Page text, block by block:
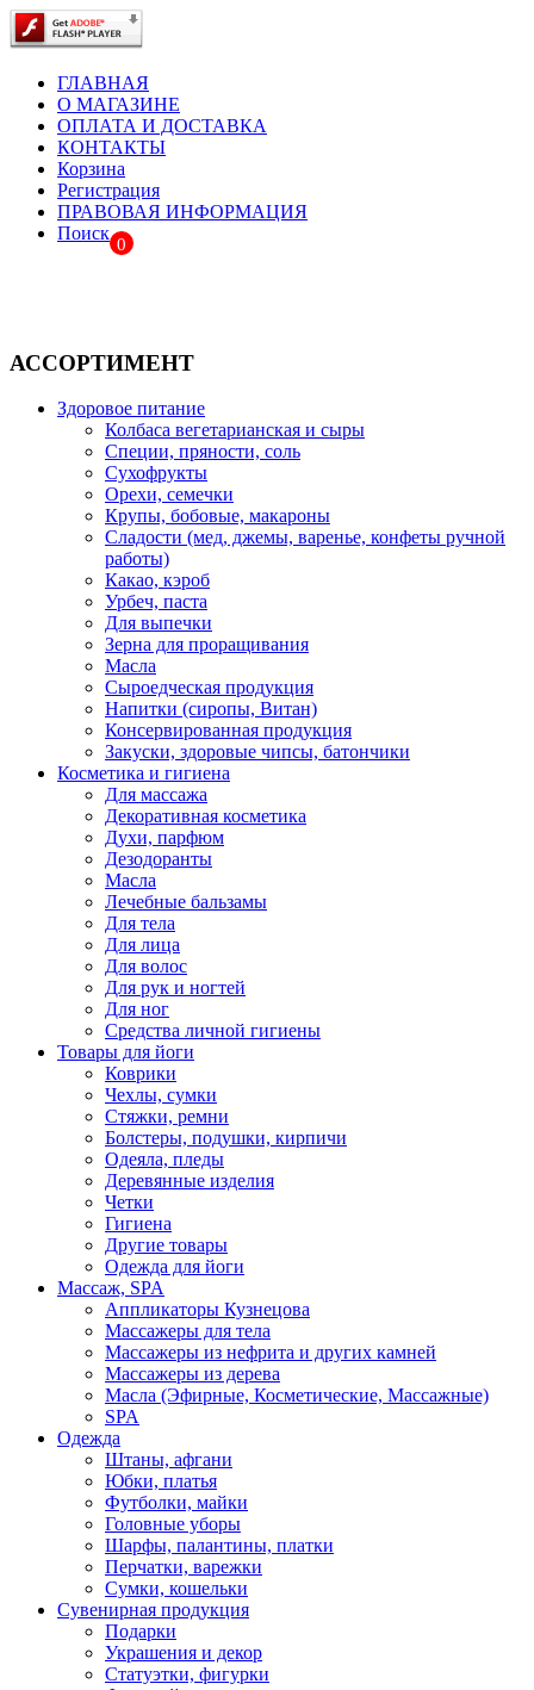
ГЛАВНАЯ
О МАГАЗИНЕ
ОПЛАТА И ДОСТАВКА
КОНТАКТЫ
Корзина
Регистрация
ПРАВОВАЯ ИНФОРМАЦИЯ
Поиск
0
АССОРТИМЕНТ
Здоровое питание
Колбаса вегетарианская и сыры
Специи, пряности, соль
Сухофрукты
Орехи, семечки
Крупы, бобовые, макароны
Сладости (мед, джемы, варенье, конфеты ручной
работы)
Какао, кэроб
Урбеч, паста
Для выпечки
Зерна для проращивания
Масла
Сыроедческая продукция
Напитки (сиропы, Витан)
Консервированная продукция
Закуски, здоровые чипсы, батончики
Косметика и гигиена
Для массажа
Декоративная косметика
Духи, парфюм
Дезодоранты
Масла
Лечебные бальзамы
Для тела
Для лица
Для волос
Для рук и ногтей
Для ног
Средства личной гигиены
Товары для йоги
Коврики
Чехлы, сумки
Стяжки, ремни
Болстеры, подушки, кирпичи
Одеяла, пледы
Деревянные изделия
Четки
Гигиена
Другие товары
Одежда для йоги
Массаж, SPA
Аппликаторы Кузнецова
Массажеры для тела
Массажеры из нефрита и других камней
Массажеры из дерева
Масла (Эфирные, Косметические, Массажные)
SPA
Одежда
Штаны, афгани
Юбки, платья
Футболки, майки
Головные уборы
Шарфы, палантины, платки
Перчатки, варежки
Сумки, кошельки
Сувенирная продукция
Подарки
Украшения и декор
Статуэтки, фигурки